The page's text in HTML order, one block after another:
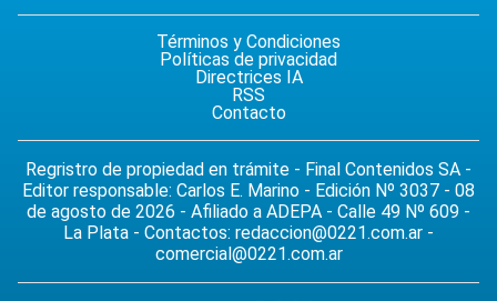
Términos y Condiciones
Políticas de privacidad
Directrices IA
RSS
Contacto
Regristro de propiedad en trámite - Final Contenidos SA -
Editor responsable: Carlos E. Marino - Edición Nº 3037 - 08
de agosto de 2026 - Afiliado a ADEPA - Calle 49 Nº 609 -
La Plata - Contactos: redaccion@0221.com.ar -
comercial@0221.com.ar